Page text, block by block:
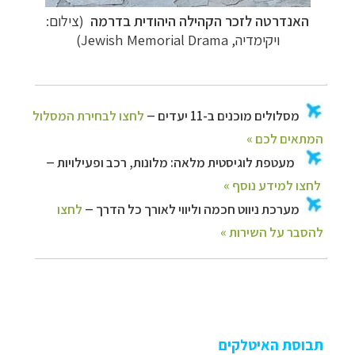
האנדרטה לזכר הקהילה היהודית בדרמה (צילום:
ויקימדיה, Jewish Memorial Drama)
תבוסת האיטלקים